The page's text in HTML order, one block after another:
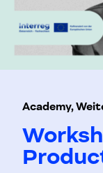
Academy,